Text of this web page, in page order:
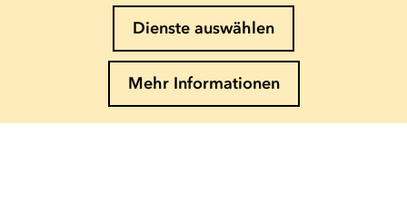
Newsletter abonnieren
E-Mail eingeben
Impressum
Dienste auswählen
Mehr Informationen